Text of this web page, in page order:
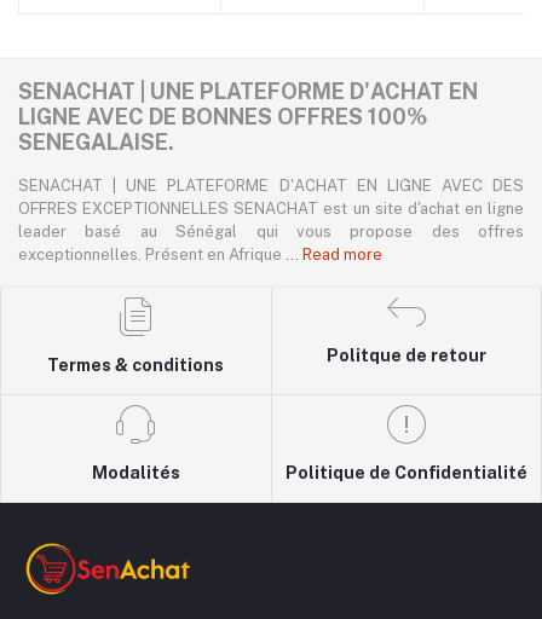
SENACHAT | UNE PLATEFORME D'ACHAT EN
LIGNE AVEC DE BONNES OFFRES 100%
SENEGALAISE.
SENACHAT | UNE PLATEFORME D'ACHAT EN LIGNE AVEC DES
OFFRES EXCEPTIONNELLES SENACHAT est un site d'achat en ligne
leader basé au Sénégal qui vous propose des offres
exceptionnelles. Présent en Afrique ... Read more
Termes & conditions
Politque de retour
Modalités Politique de Confidentialité